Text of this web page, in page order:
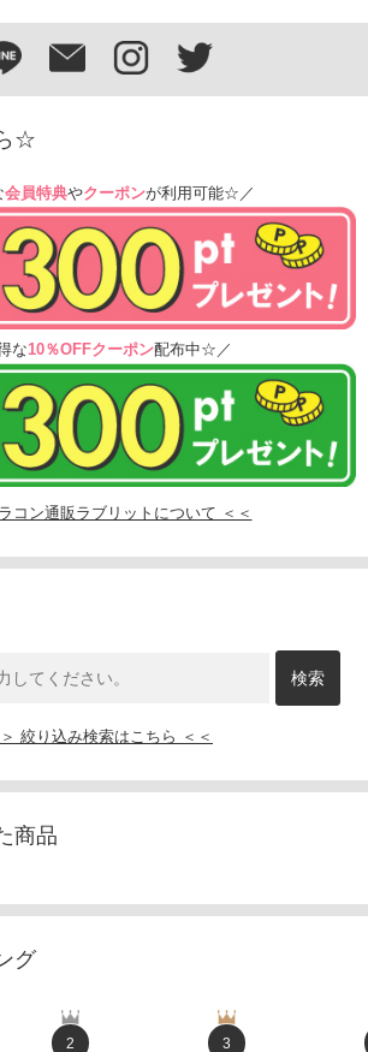
☆
会員特典やクーポンが利用可能☆／
な10％OFFクーポン配布中☆／
コン通販ラブリットについて ＜＜
＞ 絞り込み検索はこちら ＜＜
商品
グ
2 3